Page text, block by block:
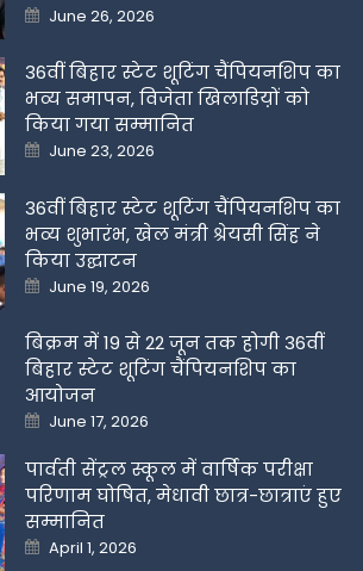
Posted
on
June 26, 2026
36वीं बिहार स्टेट शूटिंग चैंपियनशिप का
भव्य समापन, विजेता खिलाडिय़ों को
किया गया सम्मानित
Posted
on
June 23, 2026
36वीं बिहार स्टेट शूटिंग चैंपियनशिप का
भव्य शुभारंभ, खेल मंत्री श्रेयसी सिंह ने
किया उद्घाटन
Posted
on
June 19, 2026
बिक्रम में 19 से 22 जून तक होगी 36वीं
बिहार स्टेट शूटिंग चैंपियनशिप का
आयोजन
Posted
on
June 17, 2026
पार्वती सेंट्रल स्कूल में वार्षिक परीक्षा
परिणाम घोषित, मेधावी छात्र-छात्राएं हुए
सम्मानित
Posted
on
April 1, 2026